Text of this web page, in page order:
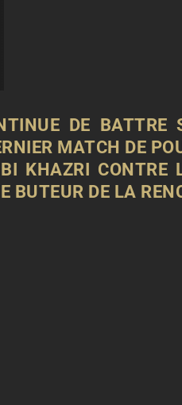
DE
MATCH DE
KHAZRI CONTRE
BUTEUR DE LA